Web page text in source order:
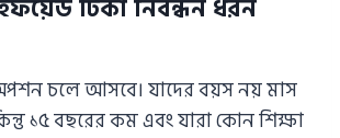
টিকা নিবন্ধন ধরন
চলে আসবে। যাদের বয়স নয় মাস
১৫ বছরের কম এবং যারা কোন শিক্ষা